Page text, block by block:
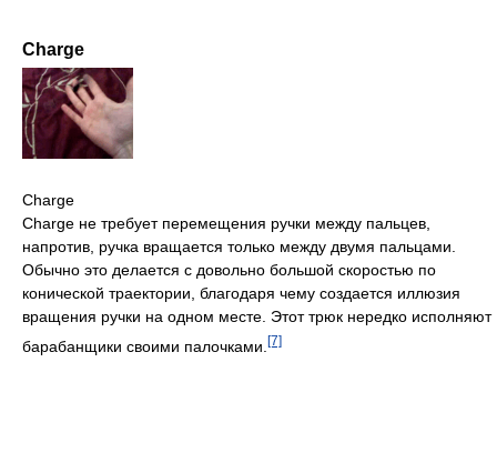
Charge
Charge
Charge не требует перемещения ручки между пальцев,
напротив, ручка вращается только между двумя пальцами.
Обычно это делается с довольно большой скоростью по
конической траектории, благодаря чему создается иллюзия
вращения ручки на одном месте. Этот трюк нередко исполняют
барабанщики своими палочками. [7]